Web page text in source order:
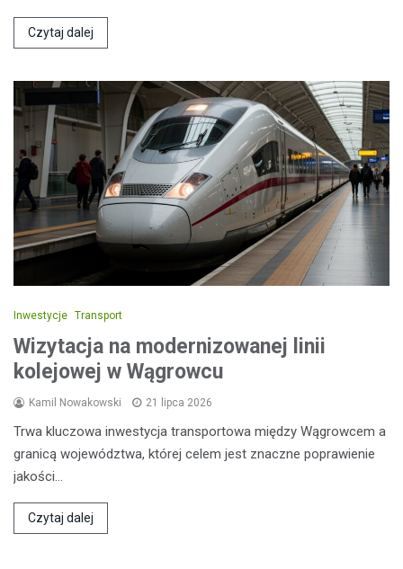
Czytaj dalej
Inwestycje Transport
Wizytacja na modernizowanej linii
kolejowej w Wągrowcu
Kamil Nowakowski 21 lipca 2026
Trwa kluczowa inwestycja transportowa między Wągrowcem a
granicą województwa, której celem jest znaczne poprawienie
jakości…
Czytaj dalej